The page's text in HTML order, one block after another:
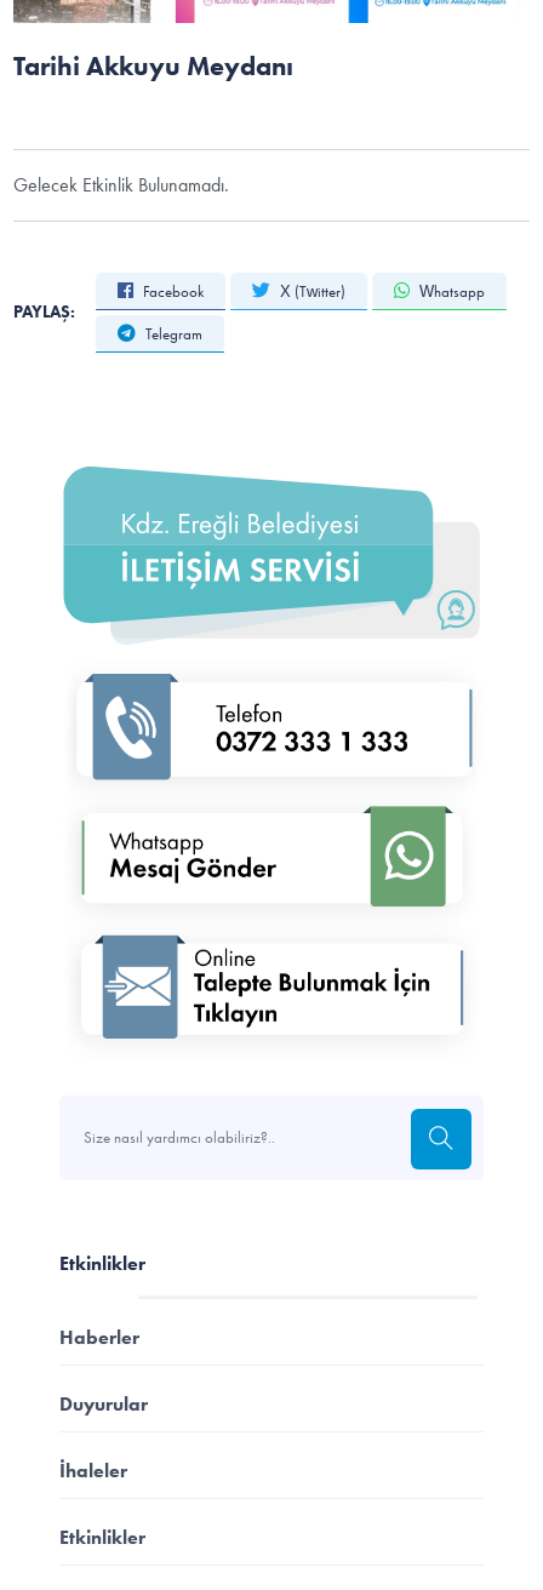
Tarihi Akkuyu Meydanı
Gelecek Etkinlik Bulunamadı.
PAYLAŞ:
Facebook X (Twitter) Whatsapp
Telegram
Etkinlikler
Haberler
Duyurular
İhaleler
Etkinlikler